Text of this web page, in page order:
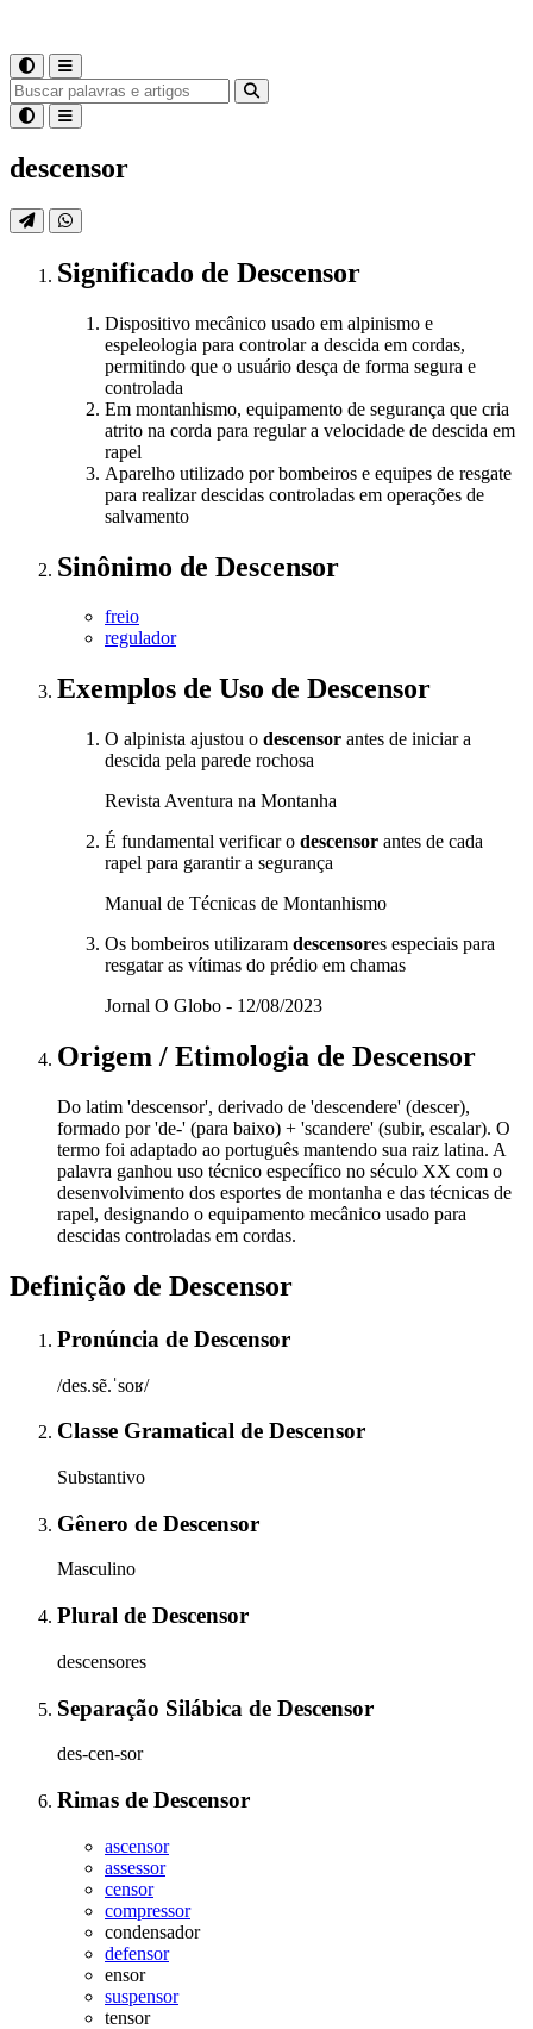
descensor
Significado de Descensor
Dispositivo mecânico usado em alpinismo e
espeleologia para controlar a descida em cordas,
permitindo que o usuário desça de forma segura e
controlada
Em montanhismo, equipamento de segurança que cria
atrito na corda para regular a velocidade de descida em
rapel
Aparelho utilizado por bombeiros e equipes de resgate
para realizar descidas controladas em operações de
salvamento
Sinônimo de Descensor
freio
regulador
Exemplos de Uso de Descensor
O alpinista ajustou o descensor antes de iniciar a
descida pela parede rochosa
Revista Aventura na Montanha
É fundamental verificar o descensor antes de cada
rapel para garantir a segurança
Manual de Técnicas de Montanhismo
Os bombeiros utilizaram descensores especiais para
resgatar as vítimas do prédio em chamas
Jornal O Globo - 12/08/2023
Origem / Etimologia de Descensor
Do latim 'descensor', derivado de 'descendere' (descer),
formado por 'de-' (para baixo) + 'scandere' (subir, escalar). O
termo foi adaptado ao português mantendo sua raiz latina. A
palavra ganhou uso técnico específico no século XX com o
desenvolvimento dos esportes de montanha e das técnicas de
rapel, designando o equipamento mecânico usado para
descidas controladas em cordas.
Definição de Descensor
Pronúncia de Descensor
/des.sẽ.ˈsoʁ/
Classe Gramatical de Descensor
Substantivo
Gênero de Descensor
Masculino
Plural de Descensor
descensores
Separação Silábica de Descensor
des-cen-sor
Rimas de Descensor
ascensor
assessor
censor
compressor
condensador
defensor
ensor
suspensor
tensor